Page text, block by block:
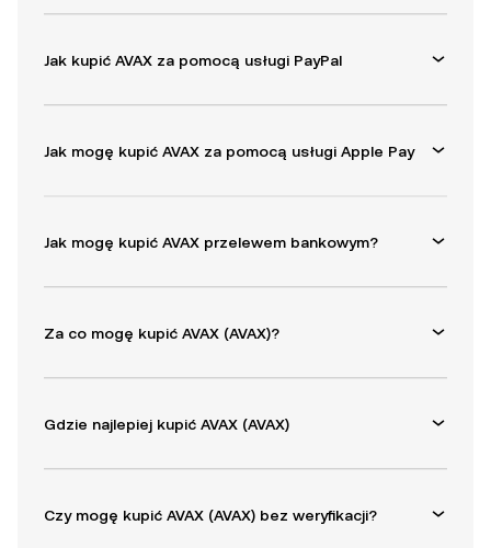
Jak kupić AVAX za pomocą usługi PayPal
Jak mogę kupić AVAX za pomocą usługi Apple Pay
Jak mogę kupić AVAX przelewem bankowym?
Za co mogę kupić AVAX (AVAX)?
Gdzie najlepiej kupić AVAX (AVAX)
Czy mogę kupić AVAX (AVAX) bez weryfikacji?